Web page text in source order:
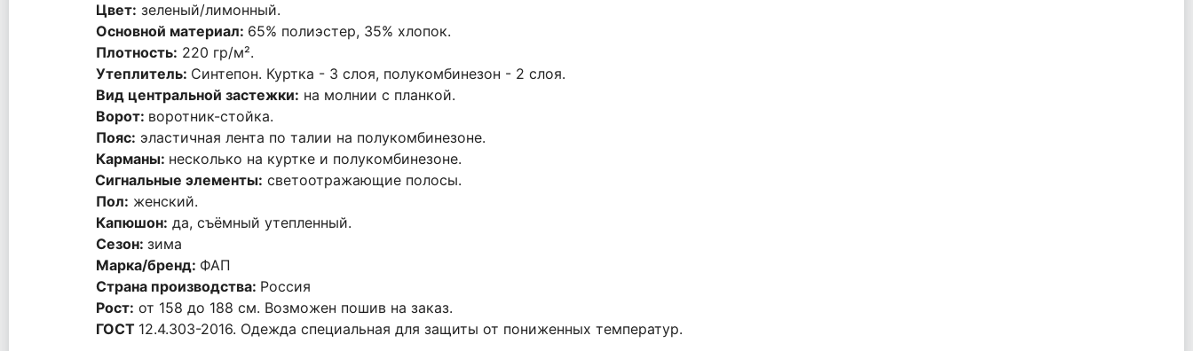
Цвет: зеленый/лимонный.
Основной материал: 65% полиэстер, 35% хлопок.
Плотность: 220 гр/м².
Утеплитель: Синтепон. Куртка - 3 слоя, полукомбинезон - 2 слоя.
Вид центральной застежки: на молнии с планкой.
Ворот: воротник-стойка.
Пояс: эластичная лента по талии на полукомбинезоне.
Карманы: несколько на куртке и полукомбинезоне.
Сигнальные элементы: светоотражающие полосы.
Пол: женский.
Капюшон: да, съёмный утепленный.
Сезон: зима
Марка/бренд: ФАП
Страна производства: Россия
Рост: от 158 до 188 см. Возможен пошив на заказ.
ГОСТ 12.4.303-2016. Одежда специальная для защиты от пониженных температур.